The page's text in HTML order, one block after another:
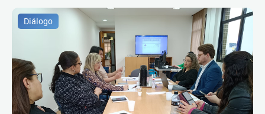
Diálogo